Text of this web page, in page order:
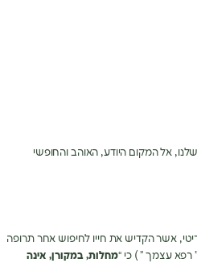
אל המקום היודע, האוהב והחופשי
והומאופת בריטי, אשר הקדיש את חייו לחיפוש אחר תרופה
רפא עצמך ” ) כי “מחלות, במקורן, אינה